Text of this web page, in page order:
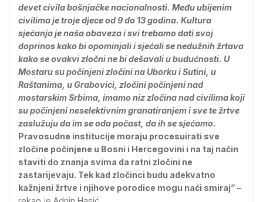
devet civila bošnjačke nacionalnosti. Među ubijenim
civilima je troje djece od 9 do 13 godina. Kultura
sjećanja je naša obaveza i svi trebamo dati svoj
doprinos kako bi opominjali i sjećali se nedužnih žrtava
kako se ovakvi zločni ne bi dešavali u budućnosti. U
Mostaru su počinjeni zločini na Uborku i Sutini, u
Raštanima, u Grabovici, zločini počinjeni nad
mostarskim Srbima, imamo niz zločina nad civilima koji
su počinjeni neselektivnim granatiranjem i sve te žrtve
zaslužuju da im se oda počast, da ih se sjećamo.
Pravosudne institucije moraju procesuirati sve
zločine počinjene u Bosni i Hercegovini i na taj način
staviti do znanja svima da ratni zločini ne
zastarijevaju. Tek kad zločinci budu adekvatno
kažnjeni žrtve i njihove porodice mogu naći smiraj” –